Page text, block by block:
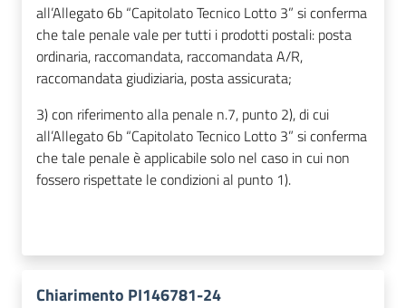
all’Allegato 6b “Capitolato Tecnico Lotto 3” si conferma
che tale penale vale per tutti i prodotti postali: posta
ordinaria, raccomandata, raccomandata A/R,
raccomandata giudiziaria, posta assicurata;
3) con riferimento alla penale n.7, punto 2),di cui
all’Allegato 6b “Capitolato Tecnico Lotto 3” si conferma
che tale penale è applicabile solo nel caso in cui non
fossero rispettate le condizioni al punto 1).
Chiarimento PI146781-24